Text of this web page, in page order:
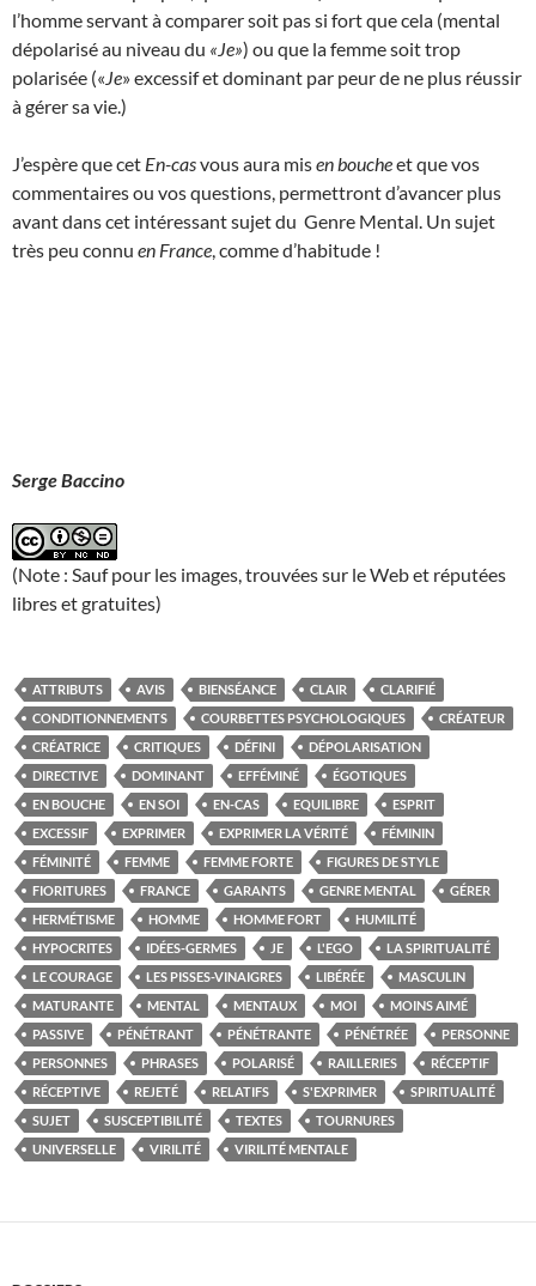
l’homme servant à comparer soit pas si fort que cela (mental
dépolarisé au niveau du «Je») ou que la femme soit trop
polarisée (« Je» excessif et dominant par peur de ne plus réussir
à gérer sa vie.)
J’espère que cet En-casvous aura misen boucheet que vos
commentaires ou vos questions, permettront d’avancer plus
avant dans cet intéressant sujet du Genre Mental. Un sujet
très peu connu en France , comme d’habitude !
Serge Baccino
(Note : Sauf pour les images, trouvées sur le Web et réputées
libres et gratuites)
ATTRIBUTS AVIS BIENSÉANCE CLAIR
CLARIFIÉ
CONDITIONNEMENTS
COURBETTES PSYCHOLOGIQUES
CRÉATEUR
CRÉATRICE
CRITIQUES DÉFINI
DÉPOLARISATION
DIRECTIVE
DOMINANT EFFÉMINÉ
ÉGOTIQUES
EN BOUCHE
EN SOI EN-CAS EQUILIBRE
ESPRIT
EXCESSIF
EXPRIMER EXPRIMER LA VÉRITÉ
FÉMININ
FÉMINITÉ
FEMME FEMME FORTE
FIGURES DE STYLE
FIORITURES
FRANCE GARANTS GENRE MENTAL
GÉRER
HERMÉTISME
HOMME HOMME FORT
HUMILITÉ
HYPOCRITES
IDÉES-GERMES JE L'EGO
LA SPIRITUALITÉ
LE COURAGE
LES PISSES-VINAIGRES LIBÉRÉE
MASCULIN
MATURANTE
MENTAL MENTAUX MOI
MOINS AIMÉ
PASSIVE
PÉNÉTRANT PÉNÉTRANTE PÉNÉTRÉE
PERSONNE
PERSONNES
PHRASES POLARISÉ RAILLERIES
RÉCEPTIF
RÉCEPTIVE
REJETÉ RELATIFS S'EXPRIMER
SPIRITUALITÉ
SUJET
SUSCEPTIBILITÉ TEXTES
TOURNURES
UNIVERSELLE
VIRILITÉ VIRILITÉ MENTALE